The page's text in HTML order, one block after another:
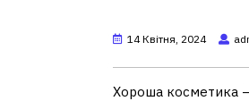
14 Квітня, 2024
Хороша косметика –